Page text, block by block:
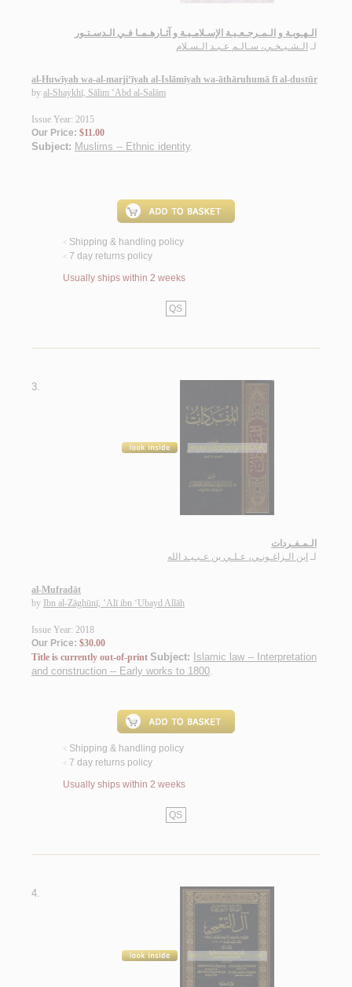
الـهـويـة و الـمـرجـعـيـة الإسـلامـيـة و آثـارهـمـا فـي الـدسـتـور
لـ الـشـيـخـي، سـالـم عـبـد الـسـلام
al-Huwīyah wa-al-marji‘īyah al-Islāmīyah wa-āthāruhumā fī al-dustūr
by al-Shaykhī, Sālim ‘Abd al-Salām
Issue Year: 2015
Our Price: $11.00
Subject: Muslims -- Ethnic identity.
< Shipping & handling policy
< 7 day returns policy
Usually ships within 2 weeks
QS
3.
الـمـفـردات
لـ ابن الـزاغـونـي، عـلـي بن عـبـيـد الله
al-Mufradāt
by Ibn al-Zāghūnī, ‘Alī ibn ‘Ubayd Allāh
Issue Year: 2018
Our Price: $30.00
Title is currently out-of-print Subject: Islamic law -- Interpretation
and construction -- Early works to 1800.
< Shipping & handling policy
< 7 day returns policy
Usually ships within 2 weeks
QS
4.